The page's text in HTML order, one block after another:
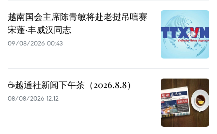
越南国会主席陈青敏将赴老挝吊唁赛
宋蓬·丰威汉同志
09/08/2026 00:43
☕️越通社新闻下午茶（2026.8.8）
08/08/2026 12:12